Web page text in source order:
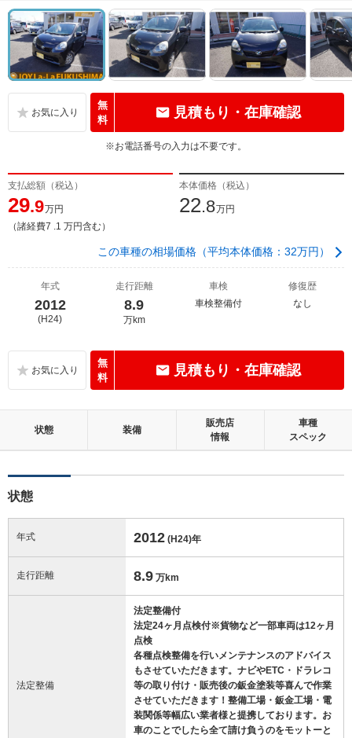
無
料
見積もり・在庫確認
※お電話番号の入力は不要です。
支払総額（税込）
29.9万円
（諸経費7 .1 万円含む）
本体価格（税込）
22.8万円
この車種の相場価格（平均本体価格：32万円）
年式
2012
(H24)
走行距離
8.9
万km
車検
車検整備付
修復歴
なし
無
料
見積もり・在庫確認
状態 装備
販売店
情報
車種
スペック
状態
年式 2012 (H24)年
走行距離 8.9 万km
法定整備
法定整備付
法定24ヶ月点検付※貨物など一部車両は12ヶ月
点検
各種点検整備を行いメンテナンスのアドバイス
もさせていただきます。ナビやETC・ドラレコ
等の取り付け・販売後の鈑金塗装等喜んで作業
させていただきます！整備工場・鈑金工場・電
装関係等幅広い業者様と提携しております。お
車のことでしたら全て請け負うのをモットーと